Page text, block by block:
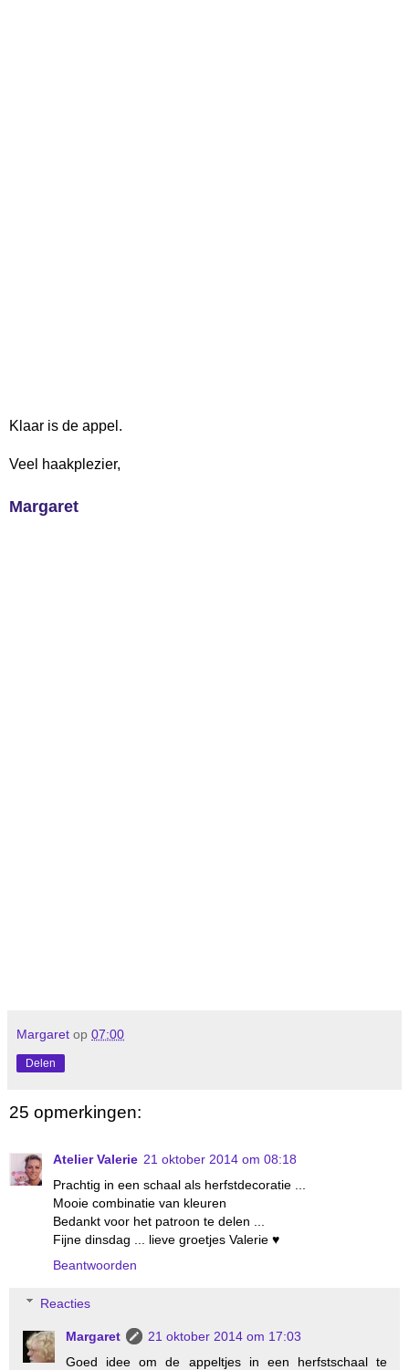
Klaar is de appel.
Veel haakplezier,
Margaret
Margaret op 07:00
Delen
25 opmerkingen:
Atelier Valerie 21 oktober 2014 om 08:18
Prachtig in een schaal als herfstdecoratie ...
Mooie combinatie van kleuren
Bedankt voor het patroon te delen ...
Fijne dinsdag ... lieve groetjes Valerie ♥
Beantwoorden
Reacties
Margaret
21 oktober 2014 om 17:03
Goed idee om de appeltjes in een herfstschaal te